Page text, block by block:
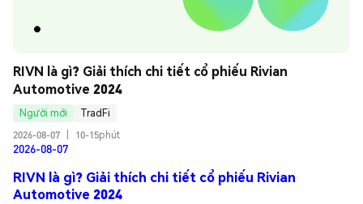
RIVN là gì? Giải thích chi tiết cổ phiếu Rivian
Automotive 2024
Người mới
TradFi
2026-08-07
10-15phút
2026-08-07
RIVN là gì? Giải thích chi tiết cổ phiếu Rivian
Automotive 2024